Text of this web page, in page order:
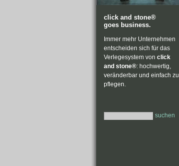
click and stone®
goes business.
Immer mehr Unternehmen
entscheiden sich für das
Verlegesystem von click
and stone®: hochwertig,
veränderbar und einfach zu
pflegen.
suchen